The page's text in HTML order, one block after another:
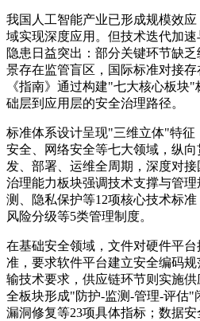
我国人工智能产业已形成规模效
域实现深度应用。但技术迭代加
隐患日益突出：部分关键环节缺
景存在监管盲区，国际标准对接存
《指南》通过构建"七大核心板块
础层到应用层的安全治理路径。
标准体系设计呈现"三维立体"特征
安全、网络安全等七大领域，纵
发、部署、运维全周期，深度对接
治理能力板块强调技术支撑与管
测、隐私保护等12项核心技术标准
风险分级等5类管理制度。
在基础安全领域，文件对硬件平
准，要求软件平台建立安全编码
输技术要求，供应链环节则实施
全板块形成"防护-监测-管理-评估"
漏洞修复等23项具体指标；数据